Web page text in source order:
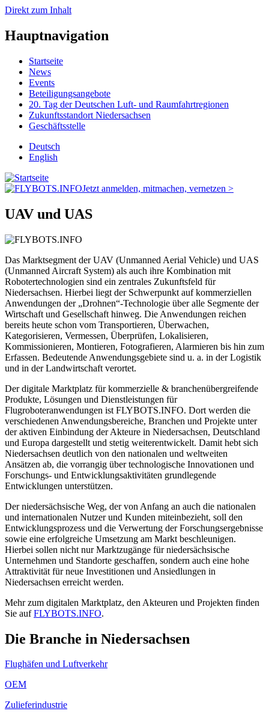
Direkt zum Inhalt
Hauptnavigation
Startseite
News
Events
Beteiligungsangebote
20. Tag der Deutschen Luft- und Raumfahrtregionen
Zukunftsstandort Niedersachsen
Geschäftsstelle
Deutsch
English
Jetzt anmelden, mitmachen, vernetzen >
UAV und UAS
Das Marktsegment der UAV (Unmanned Aerial Vehicle) und UAS
(Unmanned Aircraft System) als auch ihre Kombination mit
Robotertechnologien sind ein zentrales Zukunftsfeld für
Niedersachsen. Hierbei liegt der Schwerpunkt auf kommerziellen
Anwendungen der „Drohnen“-Technologie über alle Segmente der
Wirtschaft und Gesellschaft hinweg. Die Anwendungen reichen
bereits heute schon vom Transportieren, Überwachen,
Kategorisieren, Vermessen, Überprüfen, Lokalisieren,
Kommissionieren, Montieren, Fotografieren, Alarmieren bis hin zum
Erfassen. Bedeutende Anwendungsgebiete sind u. a. in der Logistik
und in der Landwirtschaft verortet.
Der digitale Marktplatz für kommerzielle & branchenübergreifende
Produkte, Lösungen und Dienstleistungen für
Flugroboteranwendungen ist FLYBOTS.INFO. Dort werden die
verschiedenen Anwendungsbereiche, Branchen und Projekte unter
der aktiven Einbindung der Akteure in Niedersachsen, Deutschland
und Europa dargestellt und stetig weiterentwickelt. Damit hebt sich
Niedersachsen deutlich von den nationalen und weltweiten
Ansätzen ab, die vorrangig über technologische Innovationen und
Forschungs- und Entwicklungsaktivitäten grundlegende
Entwicklungen unterstützen.
Der niedersächsische Weg, der von Anfang an auch die nationalen
und internationalen Nutzer und Kunden miteinbezieht, soll den
Entwicklungsprozess und die Verwertung der Forschungsergebnisse
sowie eine erfolgreiche Umsetzung am Markt beschleunigen.
Hierbei sollen nicht nur Marktzugänge für niedersächsische
Unternehmen und Standorte geschaffen, sondern auch eine hohe
Attraktivität für neue Investitionen und Ansiedlungen in
Niedersachsen erreicht werden.
Mehr zum digitalen Marktplatz, den Akteuren und Projekten finden
Sie aufFLYBOTS.INFO.
Die Branche in Niedersachsen
Flughäfen und Luftverkehr
OEM
Zulieferindustrie